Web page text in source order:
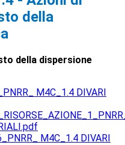
della
della dispersione
M4C_1.4 DIVARI
M4C_1.4 DIVARI